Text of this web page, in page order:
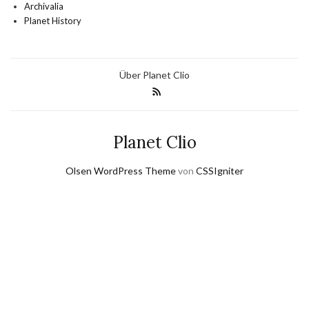
Archivalia
Planet History
Über Planet Clio
Planet Clio
Olsen WordPress Themevon CSSIgniter